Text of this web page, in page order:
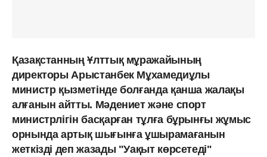
Қазақстанның Ұлттық мұражайының
директоры Арыстанбек Мұхамедиұлы
министр қызметінде болғанда қанша жалақы
алғанын айтты. Мәдениет және спорт
министрлігін басқарған тұлға бұрынғы жұмыс
орнында артық шығынға ұшырамағанын
жеткізді деп жазады "Уақыт көрсетеді"